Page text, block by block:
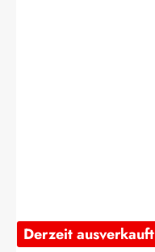
Derzeit ausverkauft